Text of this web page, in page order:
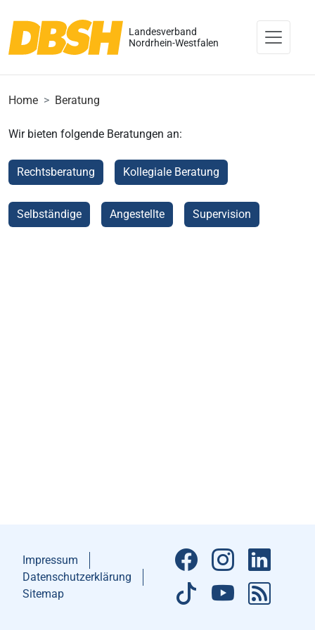
Landesverband
Nordrhein-Westfalen
Home Beratung
Wir bieten folgende Beratungen an:
Rechtsberatung Kollegiale Beratung
Selbständige Angestellte Supervision
Impressum
Datenschutzerklärung
Sitemap